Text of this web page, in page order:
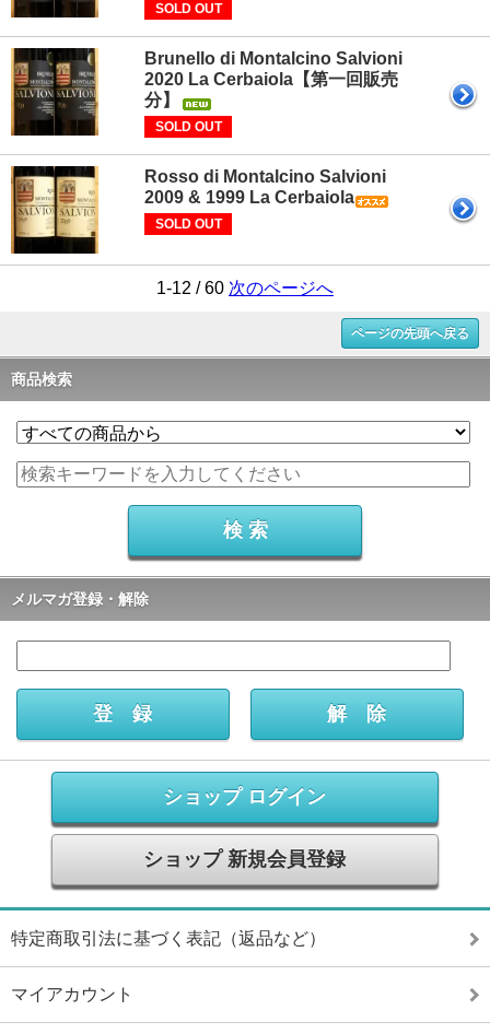
SOLD OUT
Brunello di Montalcino Salvioni
2020 La Cerbaiola【第一回販売
分】
SOLD OUT
Rosso di Montalcino Salvioni
2009 & 1999 La Cerbaiola
SOLD OUT
1-12 / 60 次のページへ
ページの先頭へ戻る
商品検索
メルマガ登録・解除
ショップ ログイン
ショップ 新規会員登録
特定商取引法に基づく表記（返品など）
マイアカウント